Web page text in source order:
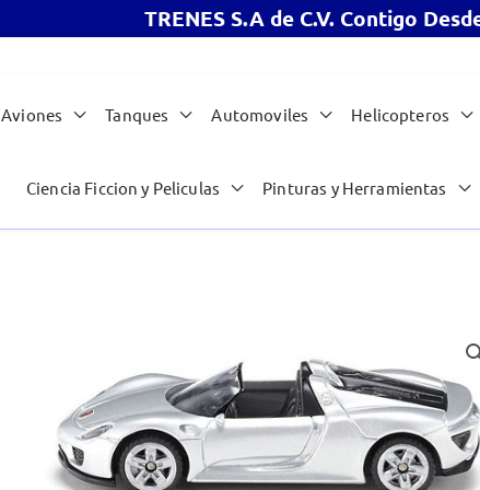
TRENES S.A de C.V. Contigo
Aviones Tanques Automoviles Helicopteros
Ciencia Ficcion y Peliculas Pinturas y Herramientas